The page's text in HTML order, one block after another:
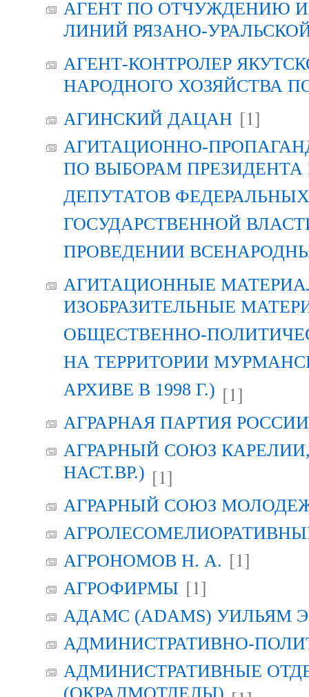
АГЕНТ ПО ОТЧУЖДЕНИЮ
ЛИНИЙ РЯЗАНО-
АГЕНТ-КОНТРОЛЕР
НАРОДНОГО ХОЗЯЙСТВА
АГИНСКИЙ ДАЦАН [1]
АГИТАЦИОННО-
ПО ВЫБОРАМ
ДЕПУТАТОВ
ГОСУДАРСТВЕННОЙ
ПРОВЕДЕНИИ
АГИТАЦИОННЫЕ
ИЗОБРАЗИТЕЛЬНЫЕ
ОБЩЕСТВЕННО-
НА ТЕРРИТОРИИ
АРХИВЕ В 1998 Г.) [1]
АГРАРНАЯ ПАРТИЯ РОССИИ
АГРАРНЫЙ СОЮЗ КАРЕЛИИ,
НАСТ.ВР.) [1]
АГРАРНЫЙ СОЮЗ
АГРОНОМОВ Н. А. [1]
АГРОФИРМЫ [1]
АДАМС (ADAMS) УИЛЬЯМ
АДМИНИСТРАТИВНО-
АДМИНИСТРАТИВНЫЕ